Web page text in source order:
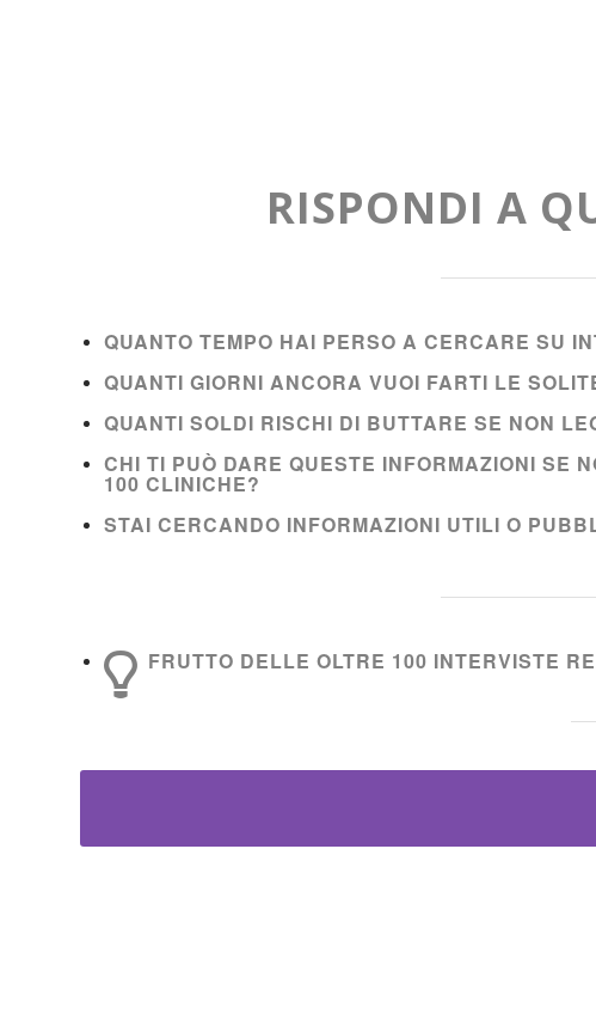
RISPONDI A
QUANTO TEMPO HAI PERSO A CERCARE SU
QUANTI GIORNI ANCORA VUOI FARTI LE
QUANTI SOLDI RISCHI DI BUTTARE SE NON
CHI TI PUÒ DARE QUESTE INFORMAZIONI SE
100 CLINICHE?
STAI CERCANDO INFORMAZIONI UTILI O
FRUTTO DELLE OLTRE 100 INTERVISTE